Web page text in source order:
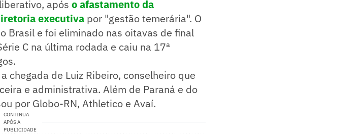
após o afastamento da
executiva por "gestão temerária". O
Brasil e foi eliminado nas oitavas de final
C na última rodada e caiu na 17ª
chegada de Luiz Ribeiro, conselheiro que
e administrativa. Além de Paraná e do
por Globo-RN, Athletico e Avaí.
CONTINUA
APÓS A
PUBLICIDADE